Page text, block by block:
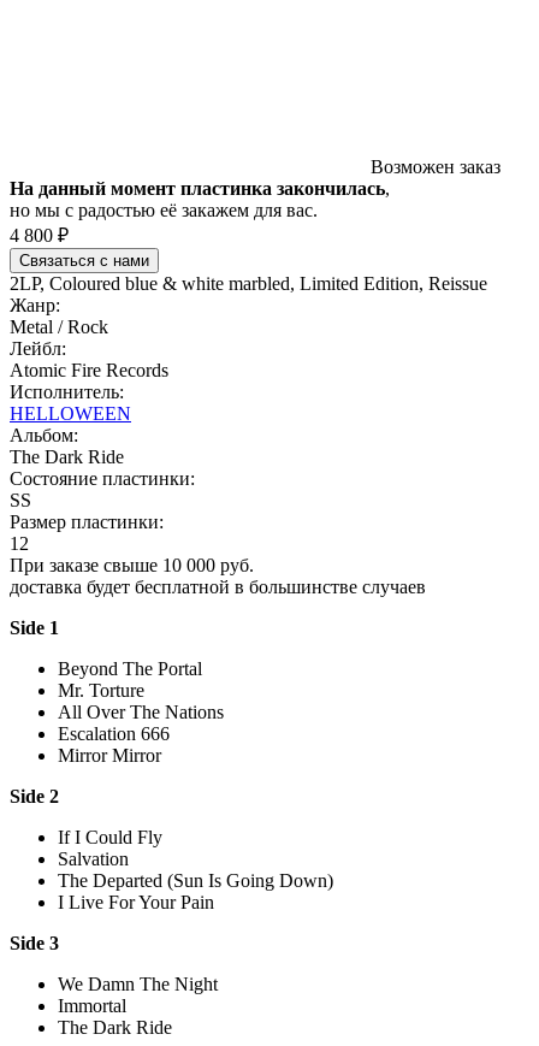
Возможен заказ
На данный момент пластинка закончилась,
но мы с радостью её закажем для вас.
4 800 ₽
Связаться с нами
2LP, Coloured blue & white marbled, Limited Edition, Reissue
Жанр:
Metal / Rock
Лейбл:
Atomic Fire Records
Исполнитель:
HELLOWEEN
Альбом:
The Dark Ride
Состояние пластинки:
SS
Размер пластинки:
12
При заказе свыше 10 000 руб.
доставка будет бесплатной в большинстве случаев
Side 1
Beyond The Portal
Mr. Torture
All Over The Nations
Escalation 666
Mirror Mirror
Side 2
If I Could Fly
Salvation
The Departed (Sun Is Going Down)
I Live For Your Pain
Side 3
We Damn The Night
Immortal
The Dark Ride